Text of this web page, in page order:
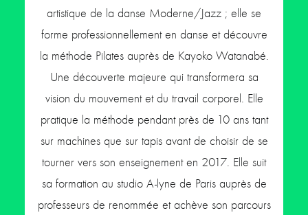
artistique de la danse Moderne/Jazz ; elle se
forme professionnellement en danse et découvre
la méthode Pilates auprès de Kayoko Watanabé.
Une découverte majeure qui transformera sa
vision du mouvement et du travail corporel. Elle
pratique la méthode pendant près de 10 ans tant
sur machines que sur tapis avant de choisir de se
tourner vers son enseignement en 2017. Elle suit
sa formation au studio A-lyne de Paris auprès de
professeurs de renommée et achève son parcours